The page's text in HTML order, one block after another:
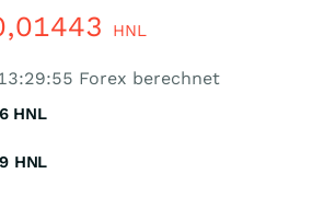
HNL
Forex berechnet
HNL
HNL